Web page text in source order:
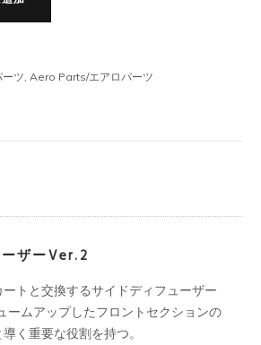
ーツ Aero Parts/エアロパーツ
ザーVer.2
トと交換するサイドディフューザー
ームアップしたフロントセクションの
く重要な役割を持つ。